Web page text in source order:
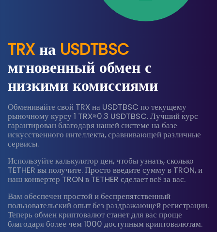
TRX на USDTBSC
мгновенный обмен с
низкими комиссиями
Обменивайте свой TRX на USDTBSC по текущему
рыночному курсу 1 TRX≈0.3 USDTBSC. Лучший курс
гарантирован благодаря нашей системе на базе
искусственного интеллекта, сравнивающей различные
сервисы.
Используйте калькулятор цен, чтобы узнать, сколько
TETHER вы получите. Просто введите сумму в TRON, и
наш конвертер TRON в TETHER сделает всё за вас.
Вам обеспечен простой и беспрепятственный
пользовательский опыт без раздражающей регистрации.
Теперь обмен криптовалют станет для вас проще
благодаря более чем 1000 доступным криптовалютам.